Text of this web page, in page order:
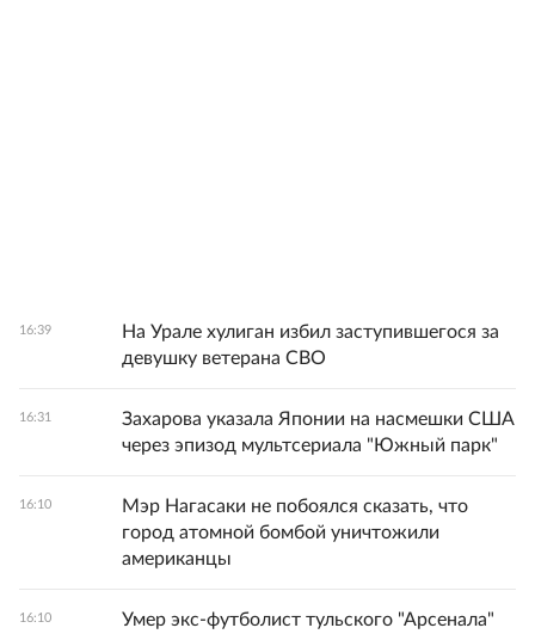
16:39
На Урале хулиган избил заступившегося за
девушку ветерана СВО
16:31
Захарова указала Японии на насмешки США
через эпизод мультсериала "Южный парк"
16:10
Мэр Нагасаки не побоялся сказать, что
город атомной бомбой уничтожили
американцы
16:10
Умер экс-футболист тульского "Арсенала"